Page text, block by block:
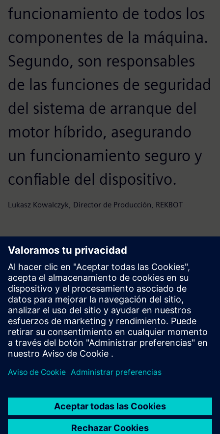
funcionamiento de todos los
componentes de la máquina.
Segundo, son responsables
de las funciones de seguridad
del sistema de arranque del
motor híbrido, asegurando
un funcionamiento seguro y
confiable del dispositivo.
Lukasz Kowalczyk, Director de Producción, REKBOT
Actualmente se está implementando software basado en
las bibliotecas SIMATIC Automation Tool. Esta solución
permitirá una administración de dispositivos más eficiente,
actualizaciones de firmware, implementación automatizada
de parches de software y mejores diagnósticos de posibles
fallas y errores del sistema.
“Estamos interesados en implementar esta función lo más
combinar la herramienta de automatización SIMATIC de
Siemens con nuestro propio software, podremos realizar
una actualización completa de toda la máquina, incluidos